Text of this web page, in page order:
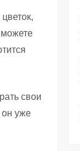
свои
он уже